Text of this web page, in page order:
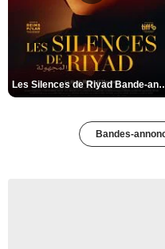
Les Silences de Riyad
Bandes-